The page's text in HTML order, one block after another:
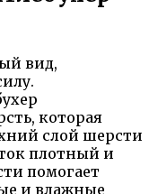
вид,
которая
слой шерсти
плотный и
помогает
и влажные